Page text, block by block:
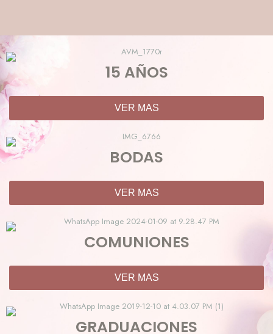
15 AÑOS
VER MAS
BODAS
VER MAS
COMUNIONES
VER MAS
GRADUACIONES